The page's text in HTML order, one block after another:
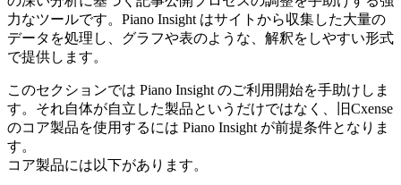
力なツールです。Piano Insight はサイトから収集した大量の
データを処理し、グラフや表のような、解釈をしやすい形式
で提供します。
このセクションでは Piano Insight のご利用開始を手助けしま
す。それ自体が自立した製品というだけではなく、旧Cxense
のコア製品を使用するには Piano Insight が前提条件となりま
す。
コア製品には以下があります。